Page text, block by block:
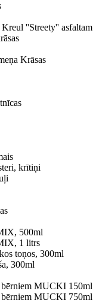
''Streety'' asfaltam
Krāsas
krītiņi
500ml
1 litrs
toņos, 300ml
300ml
bērniem MUCKI 150ml
bērniem MUCKI 750ml